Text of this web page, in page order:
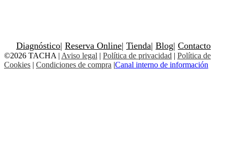
Diagnóstico| Reserva Online| Tienda| Blog| Contacto
©2026 TACHA | Aviso legal | Política de privacidad | Política de
Cookies | Condiciones de compra |Canal interno de información